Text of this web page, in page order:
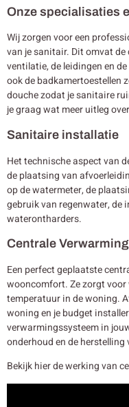
Onze specialisaties
Wij zorgen voor een
van je sanitair. Dit omvat
ventilatie, de leidingen en
ook de badkamertoestellen
douche zodat je sanitaire
je graag wat meer uitleg
Sanitaire installatie
Het technische aspect van
de plaatsing van
op de watermeter, de
gebruik van regenwater, de
waterontharders.
Centrale Verwarming
Een perfect geplaatste
wooncomfort. Ze zorgt
temperatuur in de woning.
woning en je budget
verwarmingssysteem in
onderhoud en de
Bekijk hier de werking van